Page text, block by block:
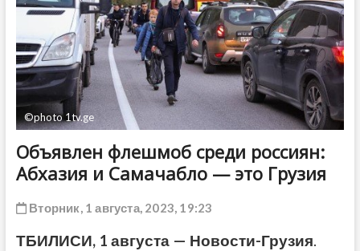
©photo 1tv.ge
Объявлен флешмоб среди россиян:
Абхазия и Самачабло — это Грузия
Вторник, 1 августа, 2023, 19:23
ТБИЛИСИ, 1 августа — Новости-Грузия.